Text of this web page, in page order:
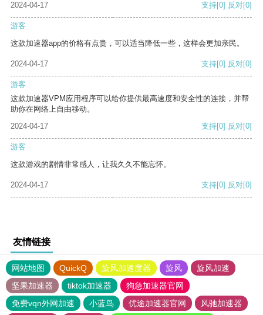
2024-04-17 支持[0] 反对[0]
游客
这款加速器app的价格有点贵，可以适当降低一些，这样会更加亲民。
2024-04-17 支持[0] 反对[0]
游客
这款加速器VPM应用程序可以给你提供最高速度和安全性的连接，并帮
助你在网络上自由移动。
2024-04-17
支持[0] 反对[0]
游客
这款游戏的剧情非常感人，让我久久不能忘怀。
2024-04-17 支持[0] 反对[0]
友情链接
网站地图 QuickQ 旋风加速度器 旋风
旋风加速
坚果加速器
tiktok加速器
狗急加速器官网
免费vqn外网加速
小蓝鸟 优途加速器官网 风驰加速器